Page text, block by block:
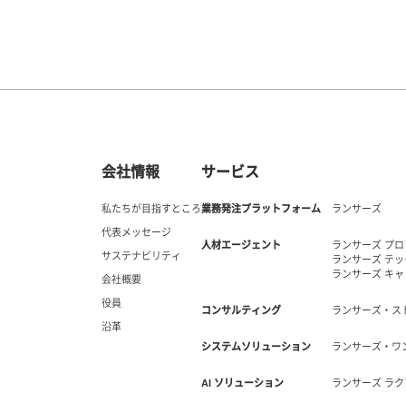
会社情報
私たちが目指すところ
代表メッセージ
サステナビリティ
会社概要
役員
沿革
サービス
業務発注プラットフォーム ランサーズ
人材エージェント
ランサーズ プ
ランサーズ テ
ランサーズ キ
コンサルティング ランサーズ・ス
システムソリューション ランサーズ・ワ
AI ソリューション ランサーズ ラ